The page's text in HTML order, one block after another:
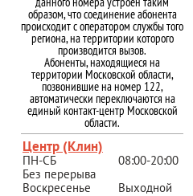
образом, что соединение абонента
происходит с оператором службы того
региона, на территории которого
производится вызов.
Абоненты, находящиеся на
территории Московской области,
позвонившие на номер 122,
автоматически переключаются на
единый контакт-центр Московской
области.
Центр (Клин)
ПН-СБ
08:00-20:00
Без перерыва
Воскресенье
Выходной